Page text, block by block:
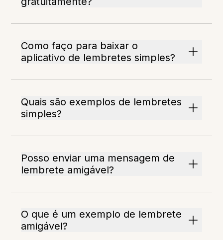
Como faço para baixar o
aplicativo de lembretes simples?
Quais são exemplos de lembretes
simples?
Posso enviar uma mensagem de
lembrete amigável?
O que é um exemplo de lembrete
amigável?